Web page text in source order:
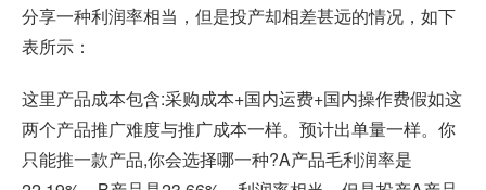
分享一种利润率相当，但是投产却相差甚远的情况，如下
表所示：
这里产品成本包含:采购成本+国内运费+国内操作费假如这
两个产品推广难度与推广成本一样。预计出单量一样。你
只能推一款产品,你会选择哪一种?A产品毛利润率是